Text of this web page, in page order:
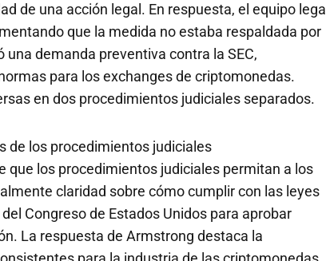
de una acción legal. En respuesta, el equipo legal
que la medida no estaba respaldada por
demanda preventiva contra la SEC,
para los exchanges de criptomonedas.
en dos procedimientos judiciales separados.
de los procedimientos judiciales
que los procedimientos judiciales permitan a los
claridad sobre cómo cumplir con las leyes
Congreso de Estados Unidos para aprobar
La respuesta de Armstrong destaca la